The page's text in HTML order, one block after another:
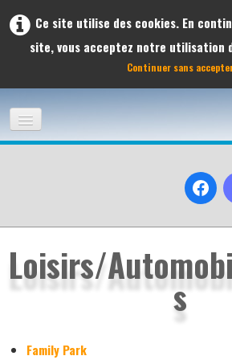
Ce site utilise des cookies. En
site, vous acceptez notre utilisation
Continuer sans
LES VOYAGES ET SORTIES À L'AFFICHE
PRÉVISIONS DES SORTIES 2026
Loisirs/
s
Family Park